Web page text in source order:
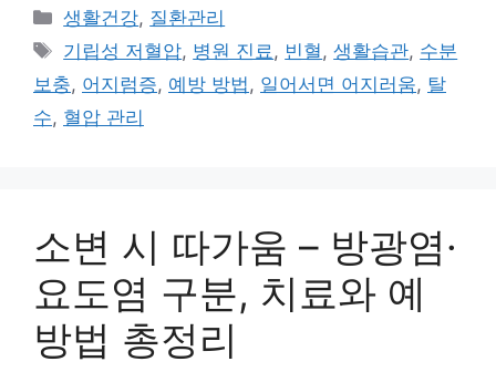
카
테
고
리
생활건강, 질환관리
태
그
기립성 저혈압, 병원 진료 , 빈혈 ,생활습관, 수분
보충, 어지럼증, 예방 방법 , 일어서면 어지러움, 탈
수, 혈압 관리
소변 시 따가움 – 방광염·
요도염 구분, 치료와 예
방법 총정리